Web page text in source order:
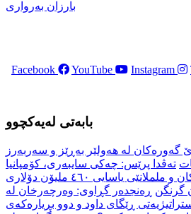
بارزان به‌رواری
Facebook YouTube Instagram
بابەتی لەیەکچوو
گەورەکان لە هەولێر بەڕێز و سەربەرز
تەڤدا پرێس: چەکی سایبەری، کۆمپانیا
یاسایی ٤٦٠ ملیۆن دۆلاری
گرنگن ڕەنجدەر گڕاوی: وەرچەرخان لە
ڕێگای داود و دوو بڕیارەکەی